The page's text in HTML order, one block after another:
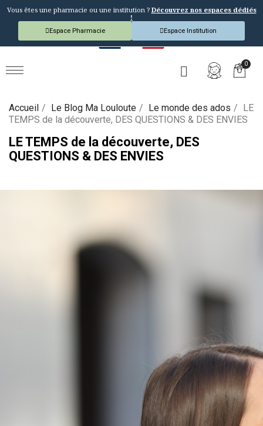
Vous êtes une pharmacie ou une institution ? Découvrez nos espaces dédiés
!
Espace Pharmacie Espace Institution
Accueil Le Blog Ma Louloute Le monde des ados
LE
TEMPS de la découverte, DES QUESTIONS & DES ENVIES
LE TEMPS de la découverte, DES
QUESTIONS & DES ENVIES